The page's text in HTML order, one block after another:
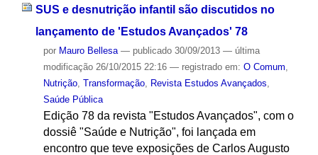
SUS e desnutrição infantil são discutidos no
lançamento de 'Estudos Avançados' 78
por Mauro Bellesa — publicado30/09/2013 — última
modificação26/10/2015 22:16 — registrado em: O Comum
Nutrição, Transformação, Revista Estudos Avançados
Saúde Pública
Edição 78 da revista "Estudos Avançados", com o
dossiê "Saúde e Nutrição", foi lançada em
encontro que teve exposições de Carlos Augusto